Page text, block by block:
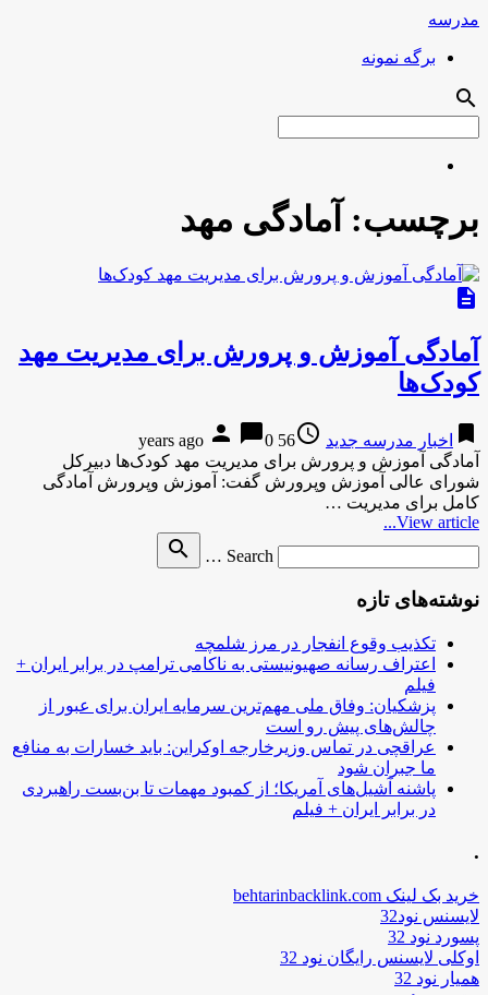
مدرسه
برگه نمونه
search
برچسب: آمادگی مهد
description
آمادگی آموزش و پرورش برای مدیریت مهد
کودک‌ها
bookmark اخبار مدرسه جدید access_time
56 years ago
person chat_bubble0
آمادگی آموزش و پرورش برای مدیریت مهد کودک‌ها دبیرکل
شورای عالی آموزش وپرورش گفت: آموزش وپرورش آمادگی
کامل برای مدیریت …
View article...
Search …
search
نوشته‌های تازه
تکذیب وقوع انفجار در مرز شلمچه
اعتراف رسانه صهیونیستی به ناکامی ترامپ در برابر ایران +
فیلم
پزشکیان: وفاق ملی مهم‌ترین سرمایه ایران برای عبور از
چالش‌های پیش رو است
عراقچی در تماس وزیرخارجه اوکراین: باید خسارات به منافع
ما جبران شود
پاشنه آشیل‌های آمریکا؛ از کمبود مهمات تا بن‌بست راهبردی
در برابر ایران + فیلم
.
خرید بک لینک behtarinbacklink.com
لایسنس نود32
پسورد نود 32
اوکلی لایسنس رایگان نود 32
همیار نود 32